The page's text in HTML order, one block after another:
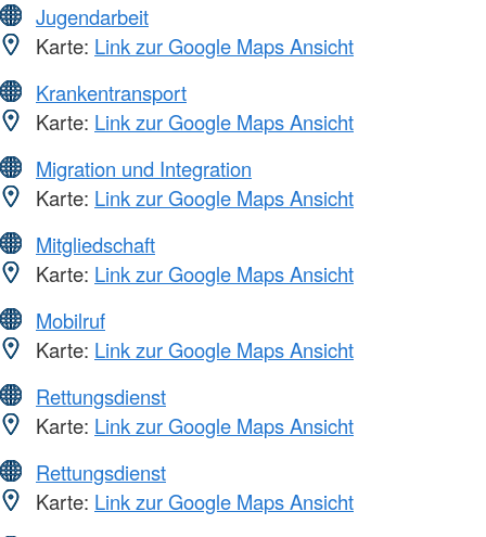
Jugendarbeit
Karte: Link zur Google Maps Ansicht
Krankentransport
Karte: Link zur Google Maps Ansicht
Migration und Integration
Karte: Link zur Google Maps Ansicht
Mitgliedschaft
Karte: Link zur Google Maps Ansicht
Mobilruf
Karte: Link zur Google Maps Ansicht
Rettungsdienst
Karte: Link zur Google Maps Ansicht
Rettungsdienst
Karte: Link zur Google Maps Ansicht